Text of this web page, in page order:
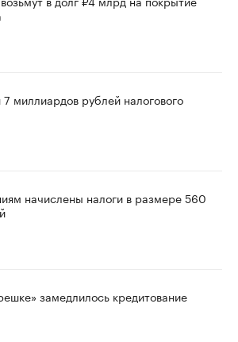
миллиардов рублей налогового
начислены налоги в размере 560
замедлилось кредитование